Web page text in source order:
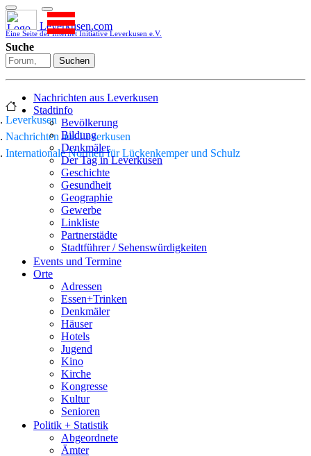
Leverkusen.com
Eine Seite der Internet Initiative Leverkusen e.V.
Suche
Suchen
Nachrichten aus Leverkusen
Stadtinfo
Bevölkerung
Bildung
Denkmäler
Der Tag in Leverkusen
Geschichte
Gesundheit
Geographie
Gewerbe
Linkliste
Partnerstädte
Stadtführer / Sehenswürdigkeiten
Stadtplan
Sport
Who is who
Wohnen
Events und Termine
Orte
Adressen
Essen+Trinken
Denkmäler
Häuser
Hotels
Jugend
Kino
Kirche
Kongresse
Kultur
Senioren
Stadtführer
Straßen
Politik + Statistik
Abgeordnete
Ämter
Leverkusen
Nachrichten aus Leverkusen
Internationale Normen für Lückenkemper und Schulz